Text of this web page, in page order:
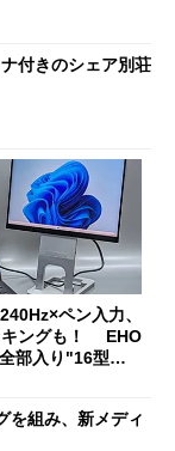
付きのシェア別荘
ペン入力、
キングも！ EHO
部入り"16型モ
を組み、新メディ